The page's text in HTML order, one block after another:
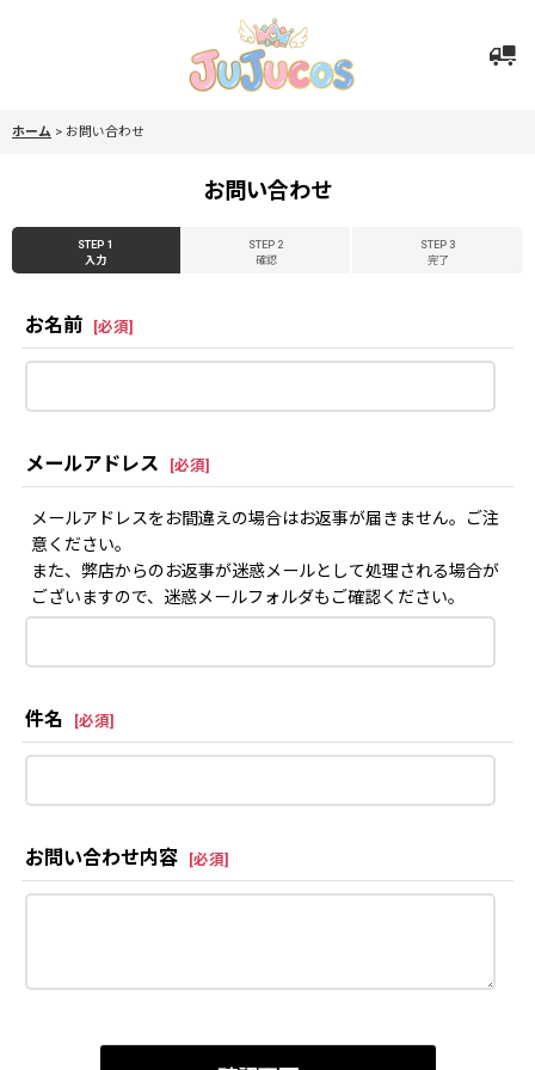
ホーム > お問い合わせ
お問い合わせ
STEP 1
入力
STEP 2
確認
STEP 3
完了
お名前 [必須]
メールアドレス [必須]
メールアドレスをお間違えの場合はお返事が届きません。ご注
意ください。
また、弊店からのお返事が迷惑メールとして処理される場合が
ございますので、迷惑メールフォルダもご確認ください。
件名 [必須]
お問い合わせ内容 [必須]